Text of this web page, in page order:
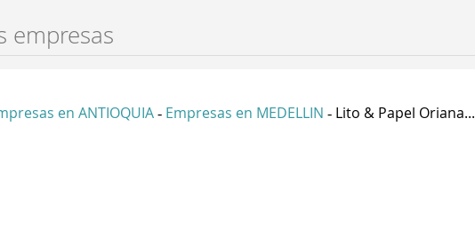
en ANTIOQUIA - Empresas en MEDELLIN - Lito & Papel Oriana...